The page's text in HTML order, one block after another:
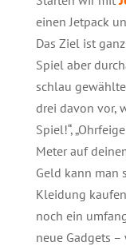
einen Jetpack
Das Ziel ist
Spiel aber
schlau
drei davon vor,
Spiel!“,
Meter auf
Geld kann man
Kleidung
noch ein
neue Gadgets